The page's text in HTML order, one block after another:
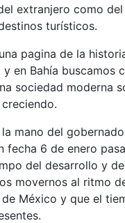
extranjero como
turísticos.
pagina de la
en Bahía
sociedad moderna
mano del
6 de enero
del desarrollo y
movernos al ritmo
México y que el